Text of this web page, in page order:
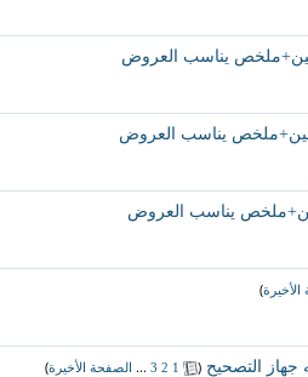
عين+ملخص يناسب العروض
عين+ملخص يناسب العروض
عين+ملخص يناسب العروض
)
جهاز التصحيح (
1
2
3
... الصفحة الأخيرة)